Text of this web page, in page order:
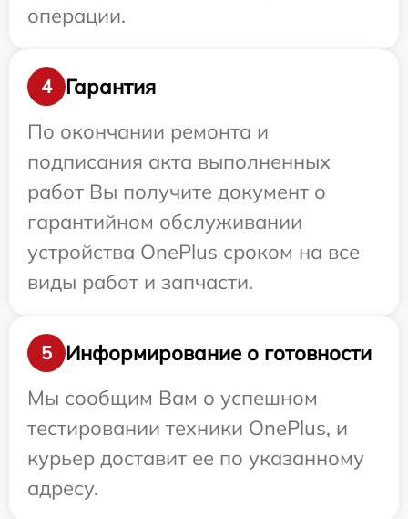
операции.
4
Гарантия
По окончании ремонта и
подписания акта выполненных
работ Вы получите документ о
гарантийном обслуживании
устройства OnePlus сроком на все
виды работ и запчасти.
5
Информирование о готовности
Мы сообщим Вам о успешном
тестировании техники OnePlus, и
курьер доставит ее по указанному
адресу.